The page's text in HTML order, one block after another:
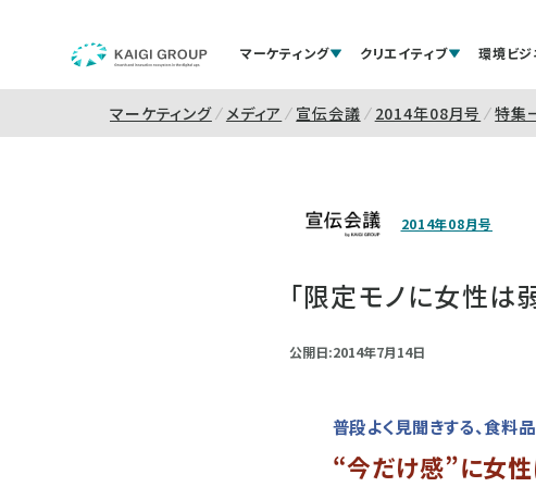
マーケティング クリエイティブ 環境ビジ
マーケティング メディア 宣伝会議 2014年08月号 特集
2014年08月号
「限定モノに女性は
公開日:2014年7月14日
普段よく見聞きする、食料
“今だけ感”に女